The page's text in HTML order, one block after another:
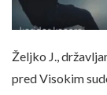
Željko J.,
pred Visokim